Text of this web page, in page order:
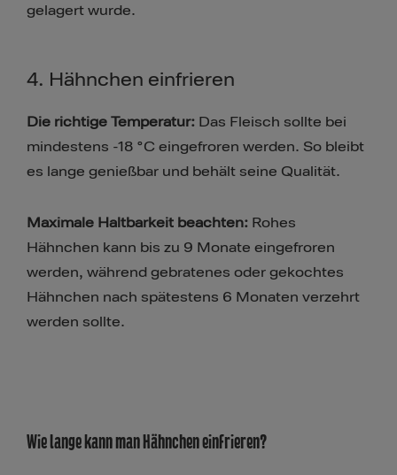
gelagert wurde.
4. Hähnchen einfrieren
Die richtige Temperatur: Das Fleisch sollte bei
mindestens -18 °C eingefroren werden. So bleibt
es lange genießbar und behält seine Qualität.
Maximale Haltbarkeit beachten: Rohes
Hähnchen kann bis zu 9 Monate eingefroren
werden, während gebratenes oder gekochtes
Hähnchen nach spätestens 6 Monaten verzehrt
werden sollte.
Wie lange kann man Hähnchen einfrieren?